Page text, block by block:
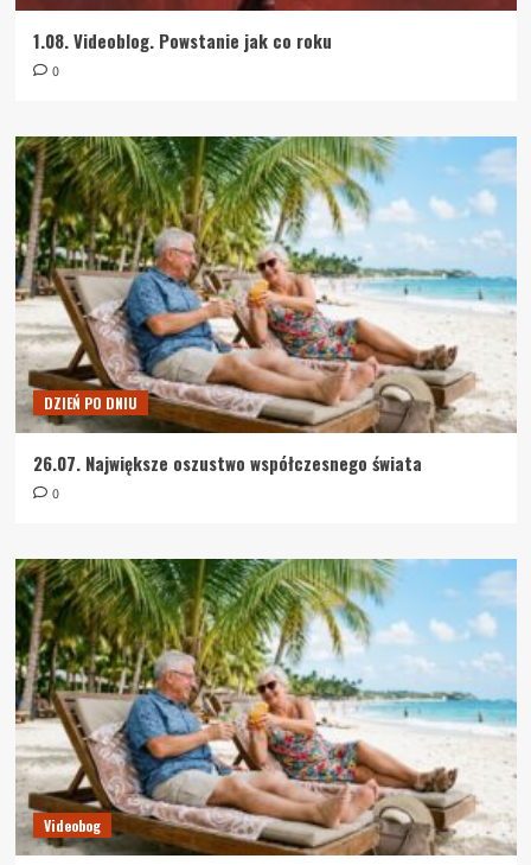
1.08. Videoblog. Powstanie jak co roku
0
DZIEŃ PO DNIU
26.07. Największe oszustwo współczesnego świata
0
Videobog